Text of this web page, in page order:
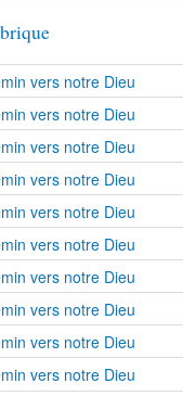
vers notre Dieu
vers notre Dieu
vers notre Dieu
vers notre Dieu
vers notre Dieu
vers notre Dieu
vers notre Dieu
vers notre Dieu
vers notre Dieu
vers notre Dieu